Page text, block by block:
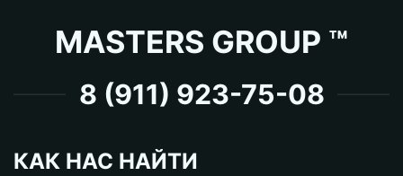
MASTERS GROUP ™
8 (911) 923-75-08
КАК НАС НАЙТИ